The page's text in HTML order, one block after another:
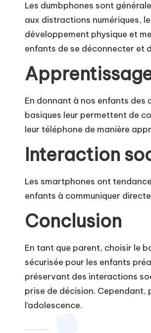
Les dumbphones sont
aux distractions numériques,
développement physique et
enfants de se déconnecter et
En donnant à nos enfants des
basiques leur permettent de
leur téléphone de manière
Interaction
Les smartphones ont
enfants à communiquer
Conclusion
En tant que parent, choisir le
sécurisée pour les enfants
préservant des interactions
prise de décision. Cependant,
l’adolescence.